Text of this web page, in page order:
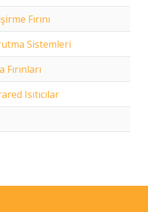
Fırını
Sistemleri
Isıtıcılar